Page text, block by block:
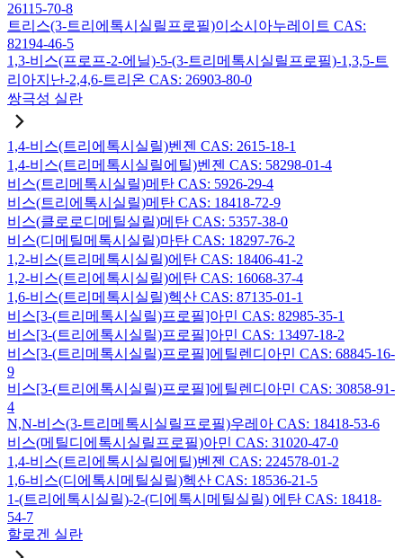
26115-70-8
트리스(3-트리에톡시실릴프로필)이소시아누레이트 CAS:
82194-46-5
1,3-비스(프로프-2-에닐)-5-(3-트리메톡시실릴프로필)-1,3,5-트
리아지난-2,4,6-트리온 CAS: 26903-80-0
쌍극성 실란
1,4-비스(트리에톡시실릴)벤젠 CAS: 2615-18-1
1,4-비스(트리메톡시실릴에틸)벤젠 CAS: 58298-01-4
비스(트리메톡시실릴)메탄 CAS: 5926-29-4
비스(트리에톡시실릴)메탄 CAS: 18418-72-9
비스(클로로디메틸실릴)메탄 CAS: 5357-38-0
비스(디메틸메톡시실릴)마탄 CAS: 18297-76-2
1,2-비스(트리메톡시실릴)에탄 CAS: 18406-41-2
1,2-비스(트리에톡시실릴)에탄 CAS: 16068-37-4
1,6-비스(트리메톡시실릴)헥산 CAS: 87135-01-1
비스[3-(트리메톡시실릴)프로필]아민 CAS: 82985-35-1
비스[3-(트리에톡시실릴)프로필]아민 CAS: 13497-18-2
비스[3-(트리메톡시실릴)프로필]에틸렌디아민 CAS: 68845-16-
9
비스[3-(트리에톡시실릴)프로필]에틸렌디아민 CAS: 30858-91-
4
N,N-비스(3-트리메톡시실릴프로필)우레아 CAS: 18418-53-6
비스(메틸디에톡시실릴프로필)아민 CAS: 31020-47-0
1,4-비스(트리에톡시실릴에틸)벤젠 CAS: 224578-01-2
1,6-비스(디에톡시메틸실릴)헥산 CAS: 18536-21-5
1-(트리에톡시실릴)-2-(디에톡시메틸실릴) 에탄 CAS: 18418-
54-7
할로겐 실란